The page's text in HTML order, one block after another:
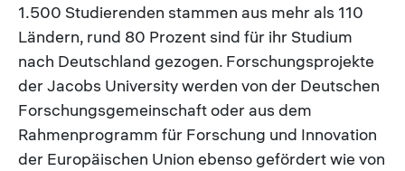
1.500 Studierenden stammen aus mehr als 110
Ländern, rund 80 Prozent sind für ihr Studium
nach Deutschland gezogen. Forschungsprojekte
der Jacobs University werden von der Deutschen
Forschungsgemeinschaft oder aus dem
Rahmenprogramm für Forschung und Innovation
der Europäischen Union ebenso gefördert wie von